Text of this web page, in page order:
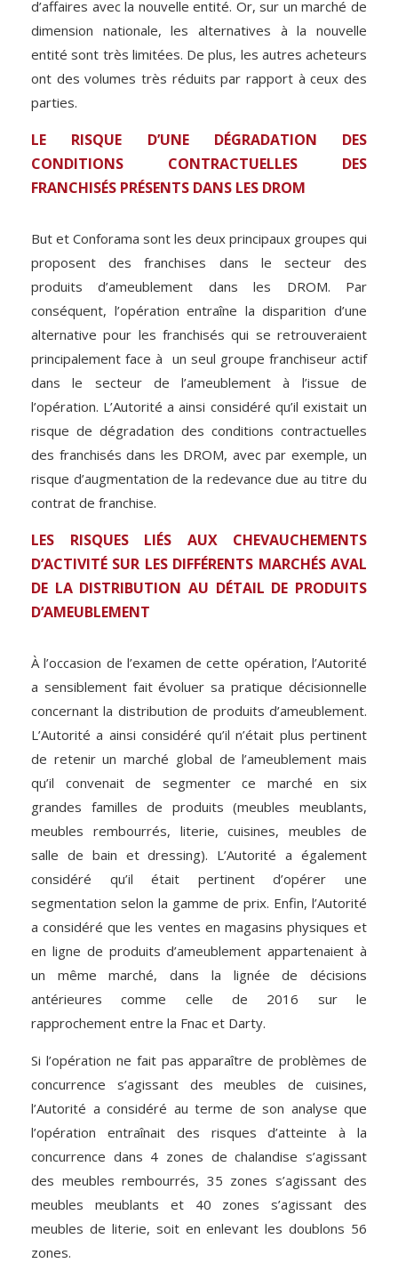
d’affaires avec la nouvelle entité. Or, sur un marché de
dimension nationale, les alternatives à la nouvelle
entité sont très limitées. De plus, les autres acheteurs
ont des volumes très réduits par rapport à ceux des
parties.
LE RISQUE D’UNE DÉGRADATION DES
CONDITIONS CONTRACTUELLES DES
FRANCHISÉS PRÉSENTS DANS LES DROM
But et Conforama sont les deux principaux groupes qui
proposent des franchises dans le secteur des
produits d’ameublement dans les DROM. Par
conséquent, l’opération entraîne la disparition d’une
alternative pour les franchisés qui se retrouveraient
principalement face à un seul groupe franchiseur actif
dans le secteur de l’ameublement à l’issue de
l’opération. L’Autorité a ainsi considéré qu’il existait un
risque de dégradation des conditions contractuelles
des franchisés dans les DROM, avec par exemple, un
risque d’augmentation de la redevance due au titre du
contrat de franchise.
LES RISQUES LIÉS AUX CHEVAUCHEMENTS
D’ACTIVITÉ SUR LES DIFFÉRENTS MARCHÉS AVAL
DE LA DISTRIBUTION AU DÉTAIL DE PRODUITS
D’AMEUBLEMENT
À l’occasion de l’examen de cette opération, l’Autorité
a sensiblement fait évoluer sa pratique décisionnelle
concernant la distribution de produits d’ameublement.
L’Autorité a ainsi considéré qu’il n’était plus pertinent
de retenir un marché global de l’ameublement mais
qu’il convenait de segmenter ce marché en six
grandes familles de produits (meubles meublants,
meubles rembourrés, literie, cuisines, meubles de
salle de bain et dressing). L’Autorité a également
considéré qu’il était pertinent d’opérer une
segmentation selon la gamme de prix. Enfin, l’Autorité
a considéré que les ventes en magasins physiques et
en ligne de produits d’ameublement appartenaient à
un même marché, dans la lignée de décisions
antérieures comme celle de 2016 sur le
rapprochement entre la Fnac et Darty.
Si l’opération ne fait pas apparaître de problèmes de
concurrence s’agissant des meubles de cuisines,
l’Autorité a considéré au terme de son analyse que
l’opération entraînait des risques d’atteinte à la
concurrence dans 4 zones de chalandise s’agissant
des meubles rembourrés, 35 zones s’agissant des
meubles meublants et 40 zones s’agissant des
meubles de literie, soit en enlevant les doublons 56
zones.